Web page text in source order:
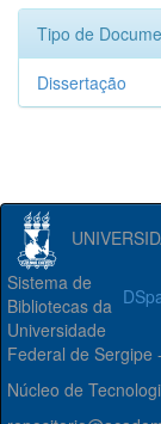
Tipo de
Dissertação
Sistema de
Bibliotecas da
Universidade
Federal de Sergipe
Núcleo de